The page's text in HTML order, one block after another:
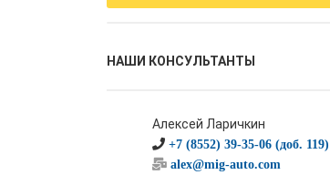
НАШИ КОНСУЛЬТАНТЫ
Алексей Ларичкин
+7 (8552) 39-35-06 (доб. 119)
alex@mig-auto.com